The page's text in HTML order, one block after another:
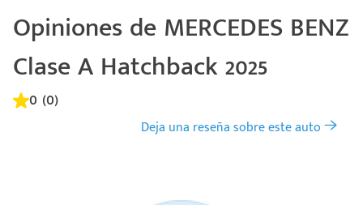
Opiniones de MERCEDES BENZ
Clase A Hatchback 2025
0 (0)
Deja una reseña sobre este auto